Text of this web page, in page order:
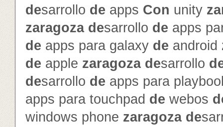
desarrollo de apps Con unity
zaragoza desarrollo de apps
de apps para galaxy de android
de apple zaragoza desarrollo
desarrollo de apps para
apps para touchpad de webos
windows phone zaragoza de